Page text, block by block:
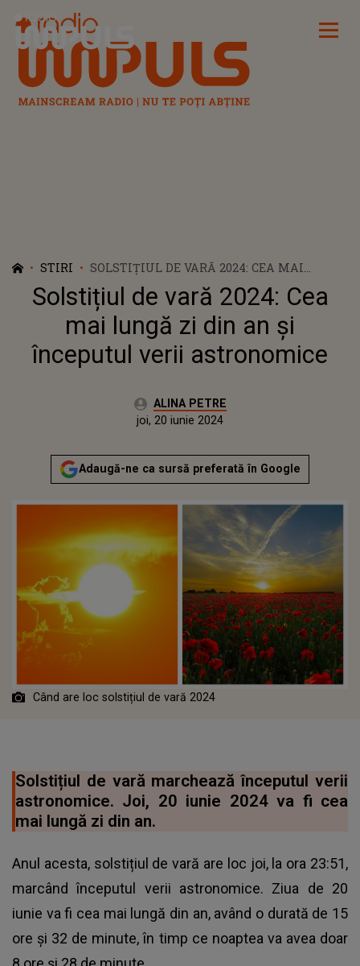
Radio Impuls
STIRI
SOLSTIȚIUL DE VARĂ 2024: CEA MAI
LUNGĂ ZI DIN AN ȘI ÎNCEPUTUL VERII
ASTRONOMICE
Solstițiul de vară 2024: Cea
mai lungă zi din an și
începutul verii astronomice
Autor:ALINA PETRE
Publicat:
joi, 20 iunie 2024
Adaugă-ne ca sursă preferată în Google
Când are loc solstițiul de vară 2024
Solstițiul de vară marchează începutul verii
astronomice. Joi, 20 iunie 2024 va fi cea
mai lungă zi din an.
Anul acesta, solstițiul de vară are loc joi, la ora 23:51,
marcând începutul verii astronomice. Ziua de 20
iunie va fi cea mai lungă din an, având o durată de 15
ore și 32 de minute, în timp ce noaptea va avea doar